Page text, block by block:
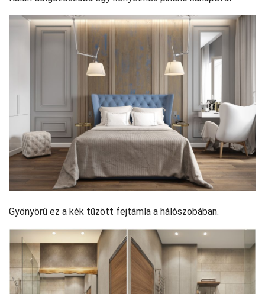
Gyönyörű ez a kék tűzött fejtámla a hálószobában.